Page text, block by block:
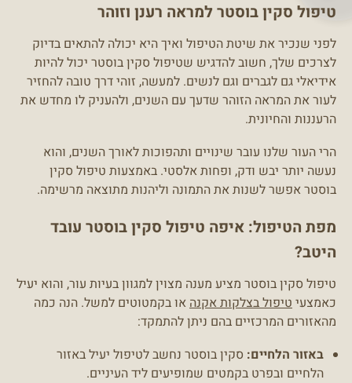
טיפול סקין בוסטר למראה רענן וזוהר
לפני שנכיר את שיטת הטיפול ואיך היא יכולה להתאים בדיוק
לצרכים שלך, חשוב להדגיש שטיפול סקין בוסטר יכול להיות
אידיאלי גם לגברים וגם לנשים. למעשה, זוהי דרך טובה להחזיר
לעור את המראה הזוהר שדעך עם השנים, ולהעניק לו מחדש את
הרעננות והחיונית.
הרי העור שלנו עובר שינויים ותהפוכות לאורך השנים, והוא
נעשה יותר יבש ודק, ופחות אלסטי. באמצעות טיפול סקין
בוסטר אפשר לשנות את התמונה וליהנות מתוצאה מרשימה.
מפת הטיפול: איפה טיפול סקין בוסטר עובד
היטב?
טיפול סקין בוסטר מציע מענה מצוין למגוון בעיות עור, והוא יעיל
כאמצעיטיפול בצלקות אקנהאו בקמטוטים למשל. הנה כמה
מהאזורים המרכזיים בהם ניתן להתמקד:
באזור הלחיים: סקין בוסטר נחשב לטיפול יעיל באזור
הלחיים ובפרט בקמטים שמופיעים ליד העיניים.